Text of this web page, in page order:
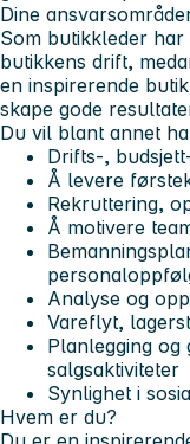
Dine
Som butikkleder
butikkens drift,
en inspirerende
skape gode
Du vil blant annet
Drifts-,
Å levere
Rekruttering,
Å motivere
Analyse og
Vareflyt,
Planlegging og
salgsaktiviteter
Synlighet i
Hvem er du?